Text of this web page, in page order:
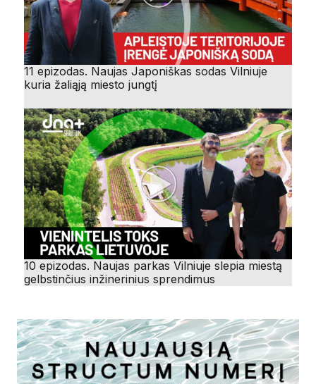
11 epizodas. Naujas Japoniškas sodas Vilniuje
kuria žaliąją miesto jungtį
10 epizodas. Naujas parkas Vilniuje slepia miestą
gelbstinčius inžinerinius sprendimus